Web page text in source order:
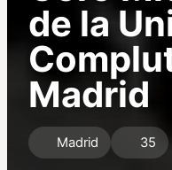
de la
Madrid
Madrid 35